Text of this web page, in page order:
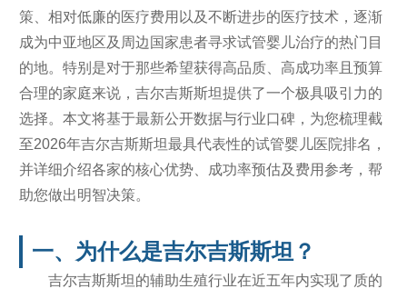
策、相对低廉的医疗费用以及不断进步的医疗技术，逐渐
成为中亚地区及周边国家患者寻求试管婴儿治疗的热门目
的地。特别是对于那些希望获得高品质、高成功率且预算
合理的家庭来说，吉尔吉斯斯坦提供了一个极具吸引力的
选择。本文将基于最新公开数据与行业口碑，为您梳理截
至2026年吉尔吉斯斯坦最具代表性的试管婴儿医院排名，
并详细介绍各家的核心优势、成功率预估及费用参考，帮
助您做出明智决策。
一、为什么是吉尔吉斯斯坦？
吉尔吉斯斯坦的辅助生殖行业在近五年内实现了质的